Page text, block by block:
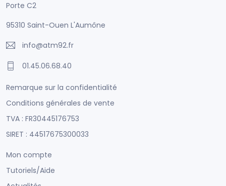
Porte C2
95310 Saint-Ouen L'Aumône
info@atm92.fr
01.45.06.68.40
Remarque sur la confidentialité
Conditions générales de vente
TVA : FR30445176753
SIRET : 44517675300033
Mon compte
Tutoriels/Aide